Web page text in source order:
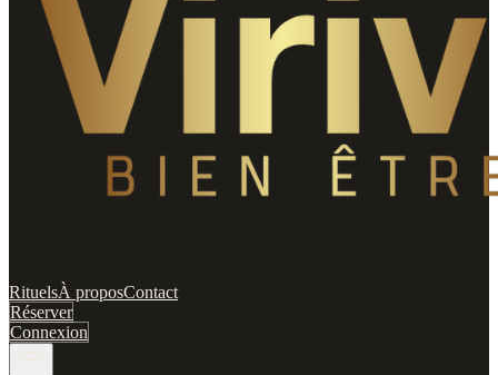
RituelsÀ proposContact
Réserver
Connexion